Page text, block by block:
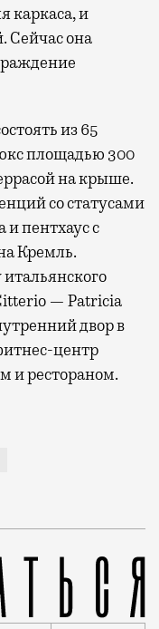
каркаса, и
Сейчас она
из 65
площадью 300
на крыше.
со статусами
и пентхаус с
Кремль.
— Patricia
двор в
центр
и рестораном.
специальной